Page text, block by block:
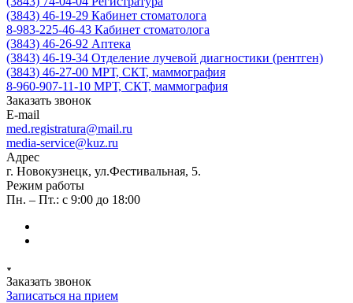
(3843) 46-19-29 Кабинет стоматолога
8-983-225-46-43 Кабинет стоматолога
(3843) 46-26-92 Аптека
(3843) 46-19-34 Отделение лучевой диагностики (рентген)
(3843) 46-27-00 МРТ, СКТ, маммография
8-960-907-11-10 МРТ, СКТ, маммография
Заказать звонок
E-mail
med.registratura@mail.ru
media-service@kuz.ru
Адрес
г. Новокузнецк, ул.Фестивальная, 5.
Режим работы
Пн. – Пт.: с 9:00 до 18:00
Заказать звонок
Записаться на прием